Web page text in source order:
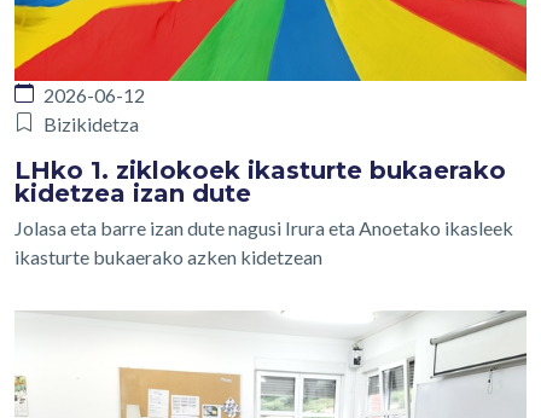
2026-06-12
Bizikidetza
LHko 1. ziklokoek ikasturte bukaerako
kidetzea izan dute
Jolasa eta barre izan dute nagusi Irura eta Anoetako ikasleek
ikasturte bukaerako azken kidetzean